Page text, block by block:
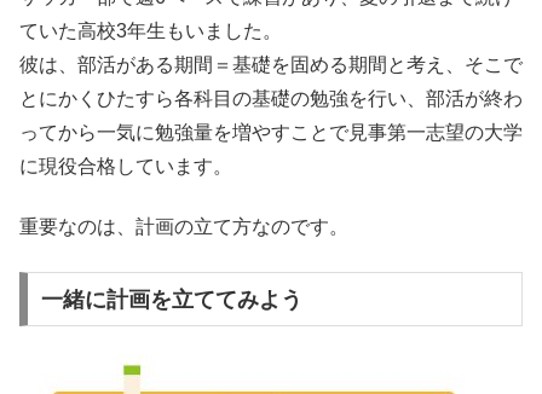
ていた高校3年生もいました。
彼は、部活がある期間＝基礎を固める期間と考え、そこで
とにかくひたすら各科目の基礎の勉強を行い、部活が終わ
ってから一気に勉強量を増やすことで見事第一志望の大学
に現役合格しています。
重要なのは、計画の立て方なのです。
一緒に計画を立ててみよう